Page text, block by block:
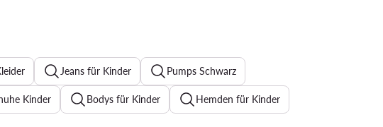
Jeans für Kinder Pumps Schwarz
Kinder Bodys für Kinder Hemden für Kinder